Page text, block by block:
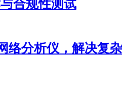
合规性测试
络分析仪，解决复